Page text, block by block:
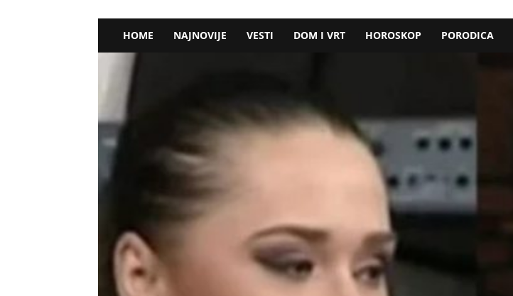
HOME NAJNOVIJE VESTI DOM I VRT HOROSKOP PORODICA